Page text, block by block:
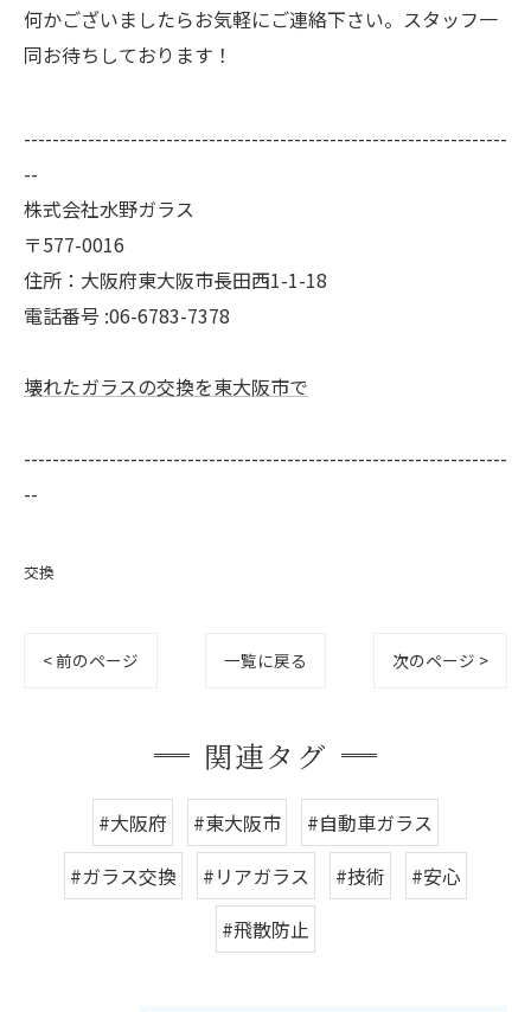
何かございましたらお気軽にご連絡下さい。スタッフ一
同お待ちしております！
--------------------------------------------------------------------
--
株式会社水野ガラス
〒577-0016
住所：大阪府東大阪市長田西1-1-18
電話番号 :06-6783-7378
壊れたガラスの交換を東大阪市で
--------------------------------------------------------------------
--
交換
< 前のページ 一覧に戻る 次のページ >
関連タグ
#大阪府 #東大阪市
#自動車ガラス
#ガラス交換
#リアガラス #技術
#安心
#飛散防止